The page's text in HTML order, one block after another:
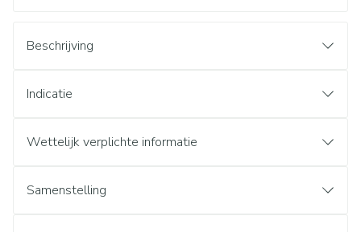
Beschrijving
Indicatie
Wettelijk verplichte informatie
Samenstelling